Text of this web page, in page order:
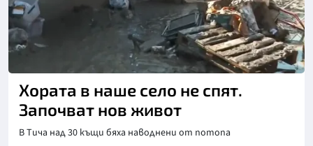
Хората в наше село не спят.
Започват нов живот
В Тича над 30 къщи бяха наводнени от потопа